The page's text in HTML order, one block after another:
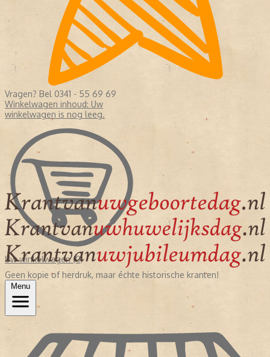
Vragen? Bel 0341 - 55 69 69
Winkelwagen inhoud: Uw
winkelwagen is nog leeg.
Uw winkelwagen (0)
Geen kopie of herdruk, maar échte historische kranten!
Menu